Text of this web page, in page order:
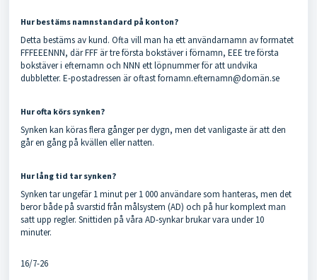
Hur bestäms namnstandard på konton?
Detta bestäms av kund. Ofta vill man ha ett användarnamn av formatet
FFFEEENNN, där FFF är tre första bokstäver i förnamn, EEE tre första
bokstäver i efternamn och NNN ett löpnummer för att undvika
dubbletter. E-postadressen är oftast fornamn.efternamn@domän.se
Hur ofta körs synken?
Synken kan köras flera gånger per dygn, men det vanligaste är att den
går en gång på kvällen eller natten.
Hur lång tid tar synken?
Synken tar ungefär 1 minut per 1 000 användare som hanteras, men det
beror både på svarstid från målsystem (AD) och på hur komplext man
satt upp regler. Snittiden på våra AD-synkar brukar vara under 10
minuter.
16/7-26